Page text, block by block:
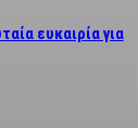
ευκαιρία για